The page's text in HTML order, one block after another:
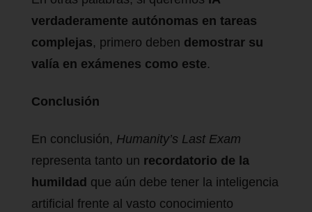
verdaderamente autónomas en tareas
complejas, primero deben demostrar su
valía en exámenes como este.
Conclusión
En conclusión, Humanity’s Last Exam
representa tanto un recordatorio de la
humildad que aún debe tener la inteligencia
artificial frente al vasto conocimiento